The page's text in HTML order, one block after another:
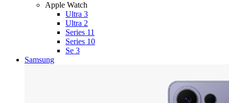
Apple Watch
Ultra 3
Ultra 2
Series 11
Series 10
Se 3
Samsung